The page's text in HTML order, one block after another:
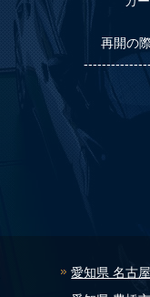
再開の
愛知県 名古